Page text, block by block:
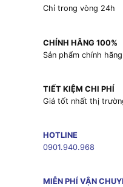
Chỉ trong vòng 24h
CHÍNH HÃNG 100%
Sản phẩm chính hãng
TIẾT KIỆM CHI PHÍ
Giá tốt nhất thị
HOTLINE
0901.940.968
MIỄN PHÍ VẬN